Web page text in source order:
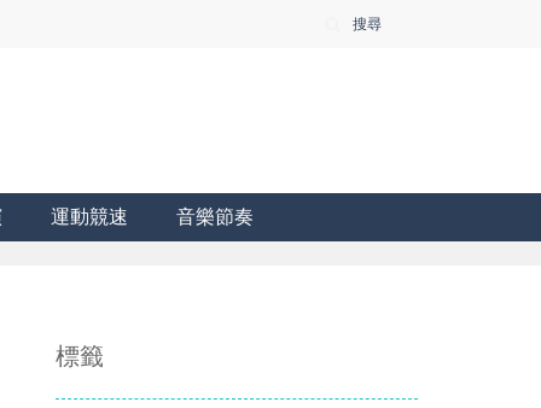
搜尋
運動競速 音樂節奏
標籤